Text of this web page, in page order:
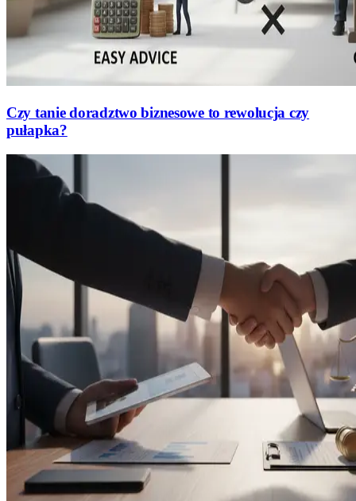
Czy tanie doradztwo biznesowe to rewolucja czy
pułapka?